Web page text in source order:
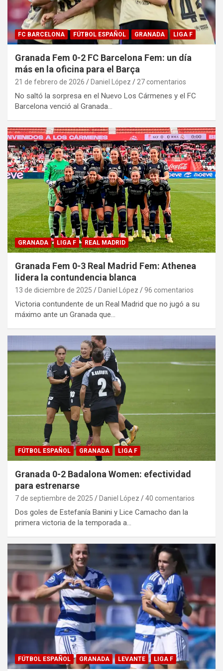
FC BARCELONA FÚTBOL ESPAÑOL GRANADA LIGA F
Granada Fem 0-2 FC Barcelona Fem: un día
más en la oficina para el Barça
21 de febrero de 2026 Daniel López 27 comentarios
No saltó la sorpresa en el Nuevo Los Cármenes y el FC
Barcelona venció al Granada…
GRANADA LIGA F REAL MADRID
Granada Fem 0-3 Real Madrid Fem: Athenea
lidera la contundencia blanca
13 de diciembre de 2025 Daniel López 96 comentarios
Victoria contundente de un Real Madrid que no jugó a su
máximo ante un Granada que…
FÚTBOL ESPAÑOL GRANADA LIGA F
Granada 0-2 Badalona Women: efectividad
para estrenarse
7 de septiembre de 2025 Daniel López 40 comentarios
Dos goles de Estefanía Banini y Lice Camacho dan la
primera victoria de la temporada a…
FÚTBOL ESPAÑOL GRANADA LEVANTE LIGA F